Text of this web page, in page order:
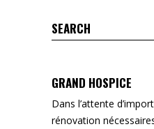
Search
for:
GRAND HOSPICE
Dans l’attente
rénovation